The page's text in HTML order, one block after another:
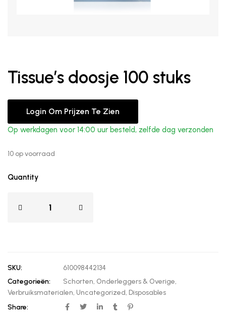
Tissue’s doosje 100 stuks
Login Om Prijzen Te Zien
Op werkdagen voor 14:00 uur besteld, zelfde dag verzonden
10 op voorraad
Quantity
SKU:
610098442134
Categorieën:
Schorten, Onderleggers & Overige,
Verbruiksmaterialen, Uncategorized, Disposables
Share: